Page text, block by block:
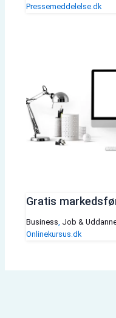
Pressemeddelelse.dk
Gratis
Business, Job &
Onlinekursus.dk